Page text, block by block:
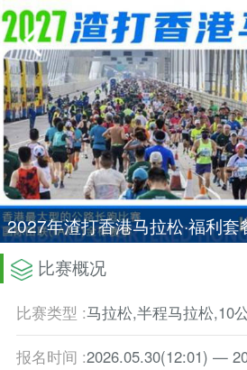
2027年渣打香港马拉松·福利
比赛概况
比赛类型 :马拉松,半程马拉松,10
报名时间 :2026.05.30(12:01) —